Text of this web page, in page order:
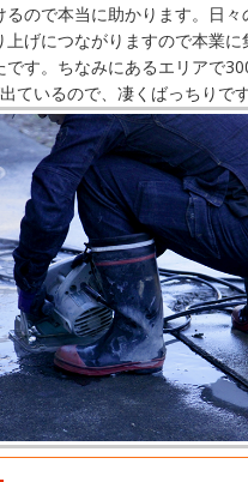
るので本当に助かります。日々
上げにつながりますので本業に
です。ちなみにあるエリアで
ているので、凄くばっちりです